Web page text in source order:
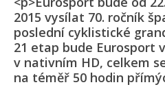
2015 vysílat 70. ročník
poslední cyklistické
21 etap bude Eurosport
v nativním HD, celkem
na téměř 50 hodin